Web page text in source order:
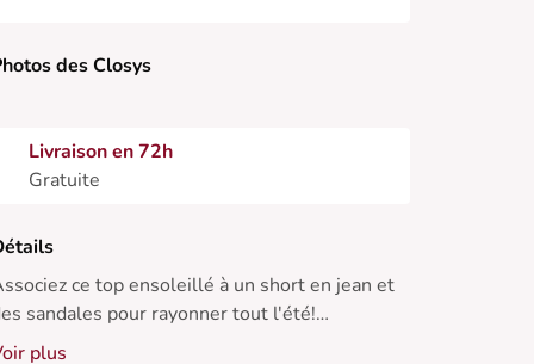
des Closys
Livraison en 72h
Gratuite
ce top ensoleillé à un short en jean et
sandales pour rayonner tout l'été!
plus